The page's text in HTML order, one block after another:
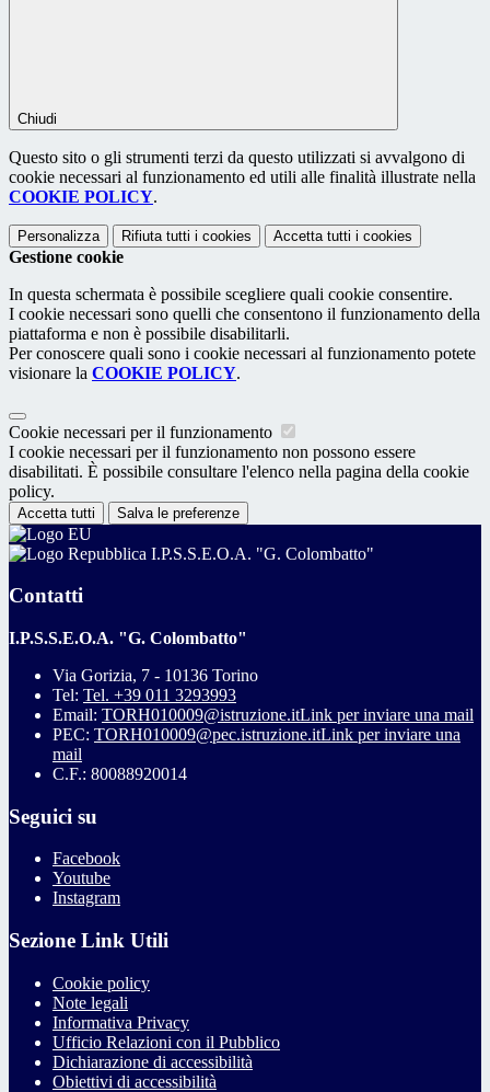
Chiudi
Questo sito o gli strumenti terzi da questo utilizzati si avvalgono di
cookie necessari al funzionamento ed utili alle finalità illustrate nella
COOKIE POLICY.
Personalizza Rifiuta tutti i cookies Accetta tutti i cookies
Gestione cookie
In questa schermata è possibile scegliere quali cookie consentire.
I cookie necessari sono quelli che consentono il funzionamento della
piattaforma e non è possibile disabilitarli.
Per conoscere quali sono i cookie necessari al funzionamento potete
visionare la COOKIE POLICY.
Cookie necessari per il funzionamento
I cookie necessari per il funzionamento non possono essere
disabilitati. È possibile consultare l'elenco nella pagina della cookie
policy.
Accetta tutti Salva le preferenze
I.P.S.S.E.O.A. "G. Colombatto"
Contatti
I.P.S.S.E.O.A. "G. Colombatto"
Via Gorizia, 7 - 10136 Torino
Tel: Tel. +39 011 3293993
Email: TORH010009@istruzione.itLink per inviare una mail
PEC: TORH010009@pec.istruzione.itLink per inviare una
mail
C.F.: 80088920014
Seguici su
Facebook
Youtube
Instagram
Sezione Link Utili
Cookie policy
Note legali
Informativa Privacy
Ufficio Relazioni con il Pubblico
Dichiarazione di accessibilità
Obiettivi di accessibilità